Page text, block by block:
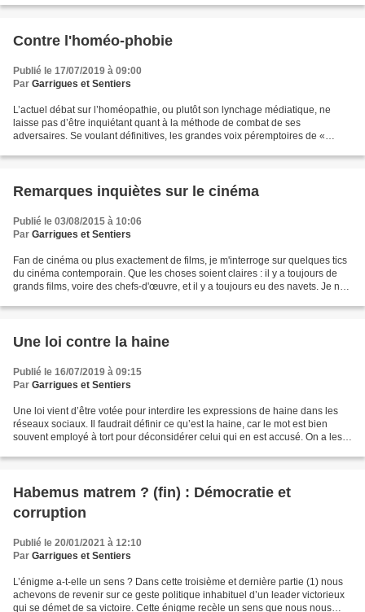
Contre l'homéo-phobie
Publié le 17/07/2019 à 09:00
Par Garrigues et Sentiers
L’actuel débat sur l’homéopathie, ou plutôt son lynchage médiatique, ne
laisse pas d’être inquiétant quant à la méthode de combat de ses
adversaires. Se voulant définitives, les grandes voix péremptoires de «
Remarques inquiètes sur le cinéma
Publié le 03/08/2015 à 10:06
Par Garrigues et Sentiers
Fan de cinéma ou plus exactement de films, je m'interroge sur quelques tics
du cinéma contemporain. Que les choses soient claires : il y a toujours de
grands films, voire des chefs-d'œuvre, et il y a toujours eu des navets. Je ne
Une loi contre la haine
Publié le 16/07/2019 à 09:15
Par Garrigues et Sentiers
Une loi vient d’être votée pour interdire les expressions de haine dans les
réseaux sociaux. Il faudrait définir ce qu’est la haine, car le mot est bien
souvent employé à tort pour déconsidérer celui qui en est accusé. On a les
Habemus matrem ? (fin) : Démocratie et
corruption
Publié le 20/01/2021 à 12:10
Par Garrigues et Sentiers
L’énigme a-t-elle un sens ? Dans cette troisième et dernière partie (1) nous
achevons de revenir sur ce geste politique inhabituel d’un leader victorieux
qui se démet de sa victoire. Cette énigme recèle un sens que nous nous